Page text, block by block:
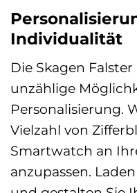
Individualität
Die Skagen
unzählige
Personalisierung.
Vielzahl von
Smartwatch an
anzupassen.